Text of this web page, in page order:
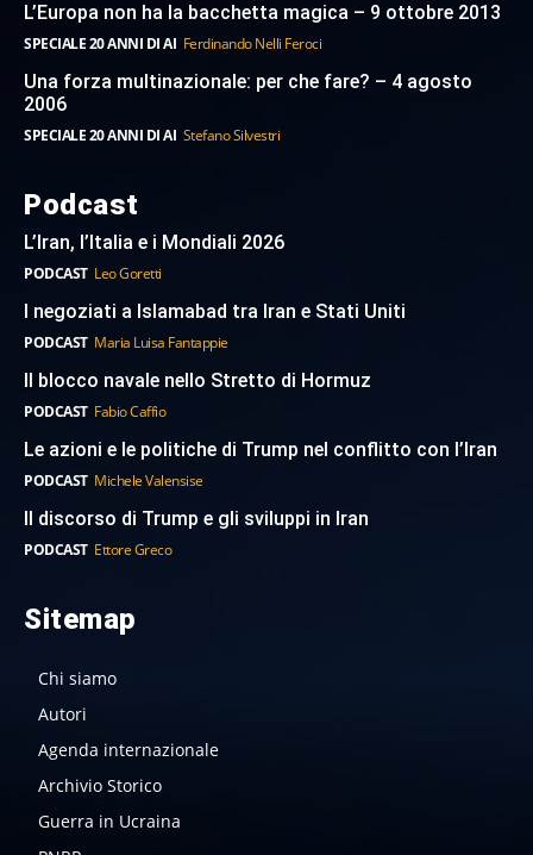
L’Europa non ha la bacchetta magica – 9 ottobre 2013
SPECIALE 20 ANNI DI AI Ferdinando Nelli Feroci
Una forza multinazionale: per che fare? – 4 agosto
2006
SPECIALE 20 ANNI DI AI Stefano Silvestri
Podcast
L’Iran, l’Italia e i Mondiali 2026
PODCAST Leo Goretti
I negoziati a Islamabad tra Iran e Stati Uniti
PODCAST Maria Luisa Fantappie
Il blocco navale nello Stretto di Hormuz
PODCAST Fabio Caffio
Le azioni e le politiche di Trump nel conflitto con l’Iran
PODCAST Michele Valensise
Il discorso di Trump e gli sviluppi in Iran
PODCAST Ettore Greco
Sitemap
Chi siamo
Autori
Agenda internazionale
Archivio Storico
Guerra in Ucraina